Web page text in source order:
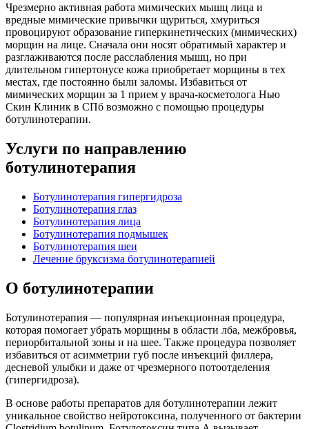
Чрезмерно активная работа мимических мышц лица и
вредные мимические привычки щуриться, хмуриться
провоцируют образование гиперкинетических (мимических)
морщин на лице. Сначала они носят обратимый характер и
разглаживаются после расслабления мышц, но при
длительном гипертонусе кожа приобретает морщины в тех
местах, где постоянно были заломы. Избавиться от
мимических морщин за 1 прием у врача-косметолога Нью
Скин Клиник в СПб возможно с помощью процедуры
ботулинотерапии.
Услуги по направлению
ботулинотерапия
Ботулинотерапия гипергидроза
Ботулинотерапия глаз
Ботулинотерапия лица
Ботулинотерапия подмышек
Ботулинотерапия шеи
Лечение бруксизма ботулинотерапией
О ботулинотерапии
Ботулинотерапия — популярная инъекционная процедура,
которая помогает убрать морщины в области лба, межбровья,
периорбитальной зоны и на шее. Также процедура позволяет
избавиться от асимметрии губ после инъекций филлера,
десневой улыбки и даже от чрезмерного потоотделения
(гипергидроза).
В основе работы препаратов для ботулинотерапии лежит
уникальное свойство нейротоксина, полученного от бактерии